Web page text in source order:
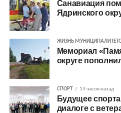
Санавиация
Ядринского
ЖИЗНЬ
Мемориал
округе
СПОРТ 14 часов назад
Будущее
диалоге с